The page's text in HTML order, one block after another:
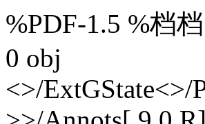
%PDF-1.5 %档
0 obj
<>/ExtGState<>/